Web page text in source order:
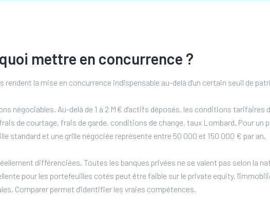
mettre en concurrence ?
rendent la mise en concurrence indispensable au-delà d'un certain seuil de
négociables. Au-delà de 1 à 2 M€ d'actifs déposés, les conditions tarifaires
de courtage, frais de garde, conditions de change, taux Lombard. Pour un
standard et une grille négociée représente entre 50 000 et 150 000 € par an.
différenciées. Toutes les banques privées ne se valent pas selon la
pour les portefeuilles cotés peut être faible sur le private equity,
Comparer permet d'identifier les vraies compétences.